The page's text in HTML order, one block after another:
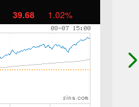
39.68 1.02%